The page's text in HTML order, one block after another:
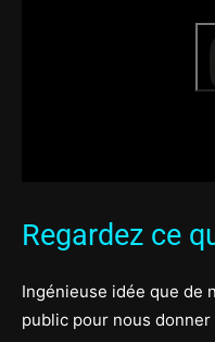
Regardez ce
Ingénieuse idée que de
public pour nous